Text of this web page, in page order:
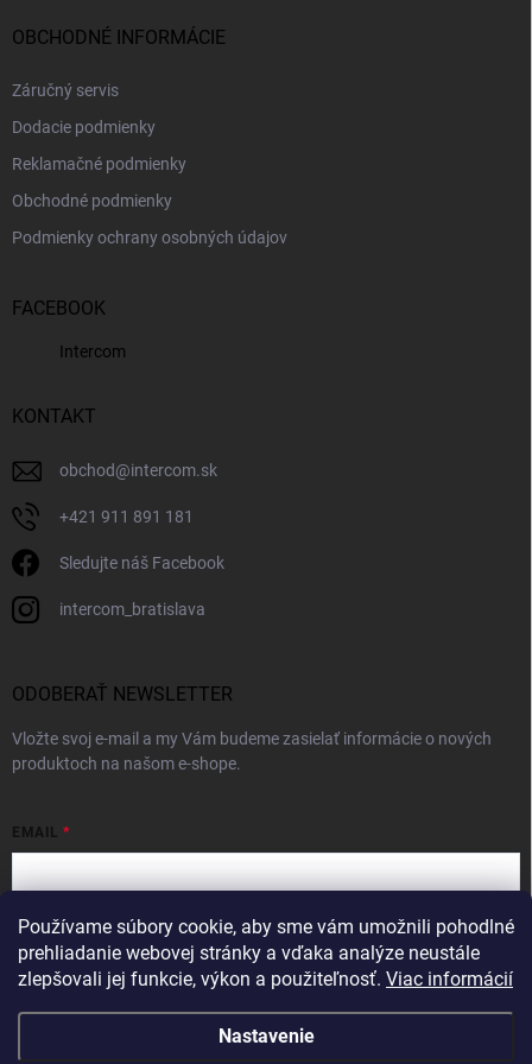
Používame súbory cookie, aby sme vám umožnili pohodlné
prehliadanie webovej stránky a vďaka analýze neustále
zlepšovali jej funkcie, výkon a použiteľnosť. Viac informácií
Nastavenie
OBCHODNÉ INFORMÁCIE
Záručný servis
Dodacie podmienky
Reklamačné podmienky
Obchodné podmienky
Podmienky ochrany osobných údajov
FACEBOOK
Intercom
KONTAKT
obchod@intercom.sk
+421 911 891 181
Sledujte náš Facebook
intercom_bratislava
ODOBERAŤ NEWSLETTER
Vložte svoj e-mail a my Vám budeme zasielať informácie o nových
produktoch na našom e-shope.
EMAIL
Vložením e-mailu súhlasíte spodmienkami ochrany osobných údajov
Prihlásiť sa